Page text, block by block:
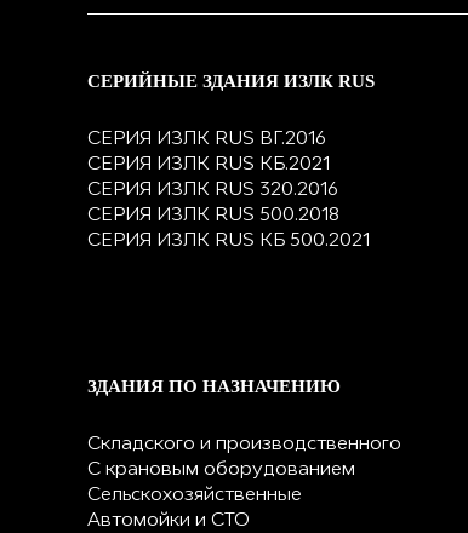
СЕРИЙНЫЕ ЗДАНИЯ ИЗЛК RUS
СЕРИЯ ИЗЛК RUS ВГ.2016
СЕРИЯ ИЗЛК RUS КБ.2021
СЕРИЯ ИЗЛК RUS 320.2016
СЕРИЯ ИЗЛК RUS 500.2018
СЕРИЯ ИЗЛК RUS КБ 500.2021
ЗДАНИЯ ПО НАЗНАЧЕНИЮ
Складского и производственного
С крановым оборудованием
Сельскохозяйственные
Автомойки и СТО